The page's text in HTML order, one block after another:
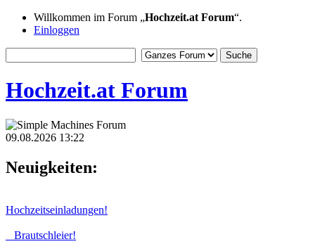
Willkommen im Forum „Hochzeit.at Forum“.
Einloggen
Hochzeit.at Forum
09.08.2026 13:22
Neuigkeiten:
Hochzeitseinladungen!
Brautschleier!